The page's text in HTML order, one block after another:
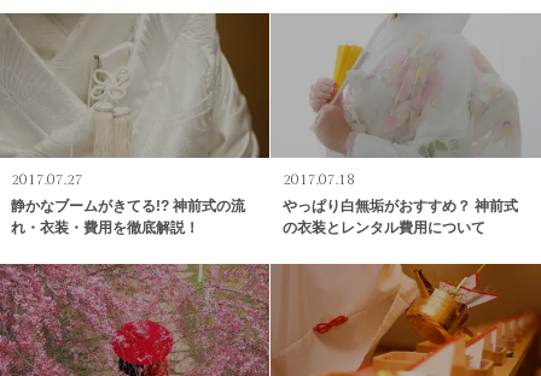
2017.07.27
静かなブームがきてる!? 神前式の流
れ・衣装・費用を徹底解説！
2017.07.18
やっぱり白無垢がおすすめ？ 神前式
の衣装とレンタル費用について